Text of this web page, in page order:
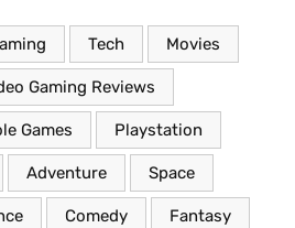
Tech Movies
Gaming Reviews
Games Playstation
Adventure Space
Comedy Fantasy